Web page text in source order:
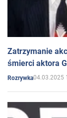
Zatrzymanie
śmierci aktora
Rozrywka04.03.2025